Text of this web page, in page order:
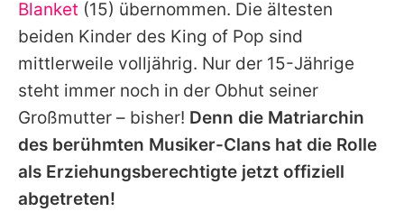
Blanket (15) übernommen. Die ältesten
beiden Kinder des King of Pop sind
mittlerweile volljährig. Nur der 15-Jährige
steht immer noch in der Obhut seiner
Großmutter – bisher! Denn die Matriarchin
des berühmten Musiker-Clans hat die Rolle
als Erziehungsberechtigte jetzt offiziell
abgetreten!